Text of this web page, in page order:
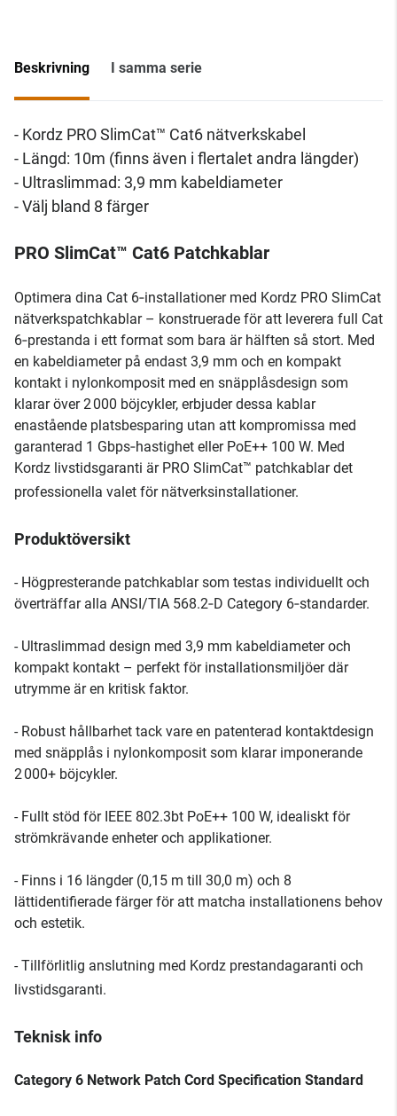
Beskrivning I samma serie
- Kordz PRO SlimCat™ Cat6 nätverkskabel
- Längd: 10m (finns även i flertalet andra längder)
- Ultraslimmad: 3,9 mm kabeldiameter
- Välj bland 8 färger
PRO SlimCat™ Cat6 Patchkablar
Optimera dina Cat 6‑installationer med Kordz PRO SlimCat
nätverkspatchkablar – konstruerade för att leverera full Cat
6‑prestanda i ett format som bara är hälften så stort. Med
en kabeldiameter på endast 3,9 mm och en kompakt
kontakt i nylonkomposit med en snäpplåsdesign som
klarar över 2 000 böjcykler, erbjuder dessa kablar
enastående platsbesparing utan att kompromissa med
garanterad 1 Gbps‑hastighet eller PoE++ 100 W. Med
Kordz livstidsgaranti är PRO SlimCat™ patchkablar det
professionella valet för nätverksinstallationer.
Produktöversikt
- Högpresterande patchkablar som testas individuellt och
överträffar alla ANSI/TIA 568.2‑D Category 6‑standarder.
- Ultraslimmad design med 3,9 mm kabeldiameter och
kompakt kontakt – perfekt för installationsmiljöer där
utrymme är en kritisk faktor.
- Robust hållbarhet tack vare en patenterad kontaktdesign
med snäpplås i nylonkomposit som klarar imponerande
2 000+ böjcykler.
- Fullt stöd för IEEE 802.3bt PoE++ 100 W, idealiskt för
strömkrävande enheter och applikationer.
- Finns i 16 längder (0,15 m till 30,0 m) och 8
lättidentifierade färger för att matcha installationens behov
och estetik.
- Tillförlitlig anslutning med Kordz prestandagaranti och
livstidsgaranti.
Teknisk info
Category 6 Network Patch Cord Specification Standard